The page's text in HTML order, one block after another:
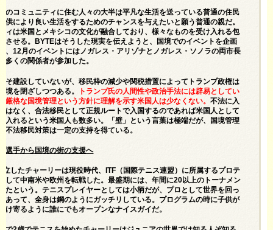
のコミュニティに住む人々の大半は平凡な生活を送っている普通の住民
供により良い生活をするためのチャンスを与えたいと願う普通の親だ。
ィは米国とメキシコの文化が融合しており、様々なものを受け入れる包
させる。BYTEはそうした現実を伝えようと、国境でのイベントを企画
、12月のイベントにはノガレス・アリゾナとノガレス・ソノラの両市長
多くの関係者が参加した。
そ建設していないが、移民枠の減少や関税措置によってトランプ政権は
境を閉ざしつつある。
トランプ氏の人間性や政治手法には辟易としてい
厳格な国境管理という方針に理解を示す米国人は少なくない。不法に入
はなく、合法移民として正規ルートで入国するのであれば米国人として
入れるという米国人も数多い。「壁」という言葉は極端だが、国境管理
不法移民対策は一定の支持を得ている。
選手から国境の街の支援へ
立したチャーリーは現役時代、ITF（国際テニス連盟）に所属するプロテ
して中南米や欧州を転戦した。最盛期には、年間に20以上のトーナメン
たという。テニスプレイヤーとしては小柄だが、プロとして世界を回っ
あって、全身は鋼のようにガッチリしている。プログラムの時に子供が
け寄るように誰にでもオープンなナイスガイだ。